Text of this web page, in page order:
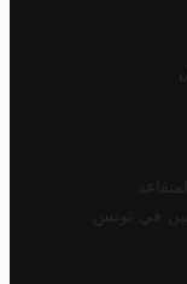
في تونس